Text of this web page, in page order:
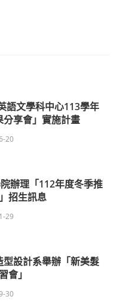
語文學科中心113學年
享會」實施計畫
20
辦理「112年度冬季推
招生訊息
29
型設計系舉辦「新美髮
會」
30